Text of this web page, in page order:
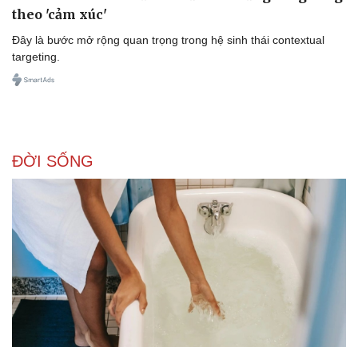
theo 'cảm xúc'
Đây là bước mở rộng quan trọng trong hệ sinh thái contextual
targeting.
ĐỜI SỐNG